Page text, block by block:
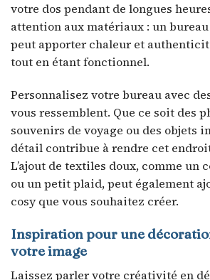
votre dos pendant de longues
attention aux matériaux : un
peut apporter chaleur et
tout en étant fonctionnel.
Personnalisez votre bureau avec
vous ressemblent. Que ce soit des
souvenirs de voyage ou des objets
détail contribue à rendre cet
L’ajout de textiles doux, comme un
ou un petit plaid, peut également
cosy que vous souhaitez créer.
Inspiration pour une
votre image
Laissez parler votre créativité en